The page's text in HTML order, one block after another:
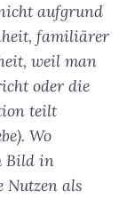
aufgrund
familiärer
weil man
oder die
teilt
Wo
Bild in
Nutzen als